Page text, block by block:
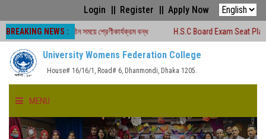
Login Register Apply Now
BREAKING NEWS :
চলাকালীন সময়ে শ্রেণীকার্যক্রম বন্ধ H.S.C Board Exam Seat Plan ( TEJGAON
University Womens Federation College
House# 16/16/1, Road# 6, Dhanmondi, Dhaka 1205.
MENU
HOME